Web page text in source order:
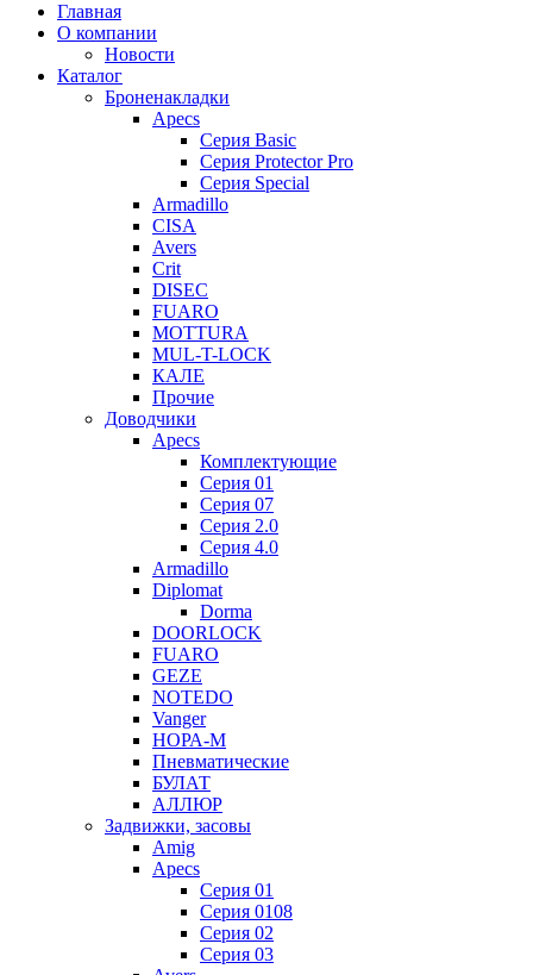
Главная
О компании
Новости
Каталог
Броненакладки
Apecs
Серия Basic
Серия Protector Pro
Серия Special
Armadillo
CISA
Avers
Crit
DISEC
FUARO
MOTTURA
MUL-T-LOCK
КАЛЕ
Прочие
Доводчики
Apecs
Комплектующие
Серия 01
Серия 07
Серия 2.0
Серия 4.0
Armadillo
Diplomat
Dorma
DOORLOCK
FUARO
GEZE
NOTEDO
Vanger
НОРА-М
Пневматические
БУЛАТ
АЛЛЮР
Задвижки, засовы
Amig
Apecs
Серия 01
Серия 0108
Серия 02
Серия 03